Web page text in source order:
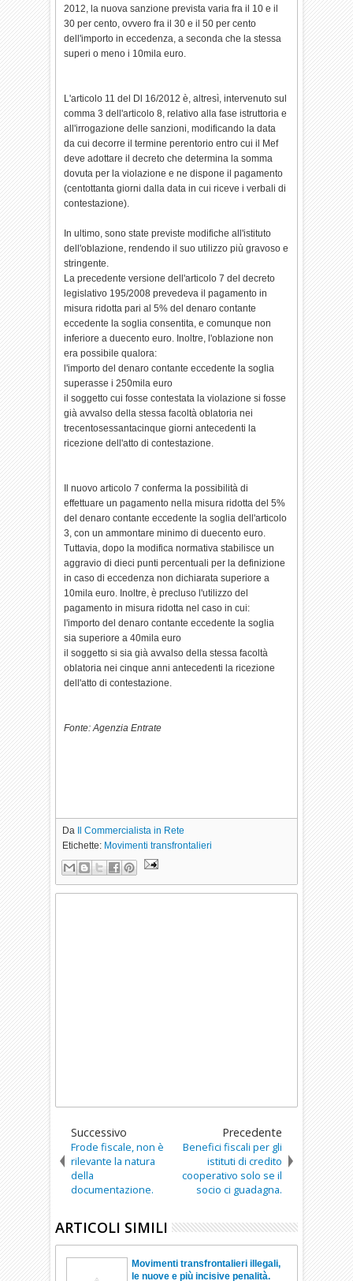
2012, la nuova sanzione prevista varia fra il 10 e il
30 per cento, ovvero fra il 30 e il 50 per cento
dell'importo in eccedenza, a seconda che la stessa
superi o meno i 10mila euro.
L'articolo 11 del Dl 16/2012 è, altresì, intervenuto sul
comma 3 dell'articolo 8, relativo alla fase istruttoria e
all'irrogazione delle sanzioni, modificando la data
da cui decorre il termine perentorio entro cui il Mef
deve adottare il decreto che determina la somma
dovuta per la violazione e ne dispone il pagamento
(centottanta giorni dalla data in cui riceve i verbali di
contestazione).
In ultimo, sono state previste modifiche all'istituto
dell'oblazione, rendendo il suo utilizzo più gravoso e
stringente.
La precedente versione dell'articolo 7 del decreto
legislativo 195/2008 prevedeva il pagamento in
misura ridotta pari al 5% del denaro contante
eccedente la soglia consentita, e comunque non
inferiore a duecento euro. Inoltre, l'oblazione non
era possibile qualora:
l'importo del denaro contante eccedente la soglia
superasse i 250mila euro
il soggetto cui fosse contestata la violazione si fosse
già avvalso della stessa facoltà oblatoria nei
trecentosessantacinque giorni antecedenti la
ricezione dell'atto di contestazione.
Il nuovo articolo 7 conferma la possibilità di
effettuare un pagamento nella misura ridotta del 5%
del denaro contante eccedente la soglia dell'articolo
3, con un ammontare minimo di duecento euro.
Tuttavia, dopo la modifica normativa stabilisce un
aggravio di dieci punti percentuali per la definizione
in caso di eccedenza non dichiarata superiore a
10mila euro. Inoltre, è precluso l'utilizzo del
pagamento in misura ridotta nel caso in cui:
l'importo del denaro contante eccedente la soglia
sia superiore a 40mila euro
il soggetto si sia già avvalso della stessa facoltà
oblatoria nei cinque anni antecedenti la ricezione
dell'atto di contestazione.
Fonte: Agenzia Entrate
Da
Il Commercialista in Rete
Etichette: Movimenti transfrontalieri
Successivo
Frode fiscale, non è
rilevante la natura
della
documentazione.
Precedente
Benefici fiscali per gli
istituti di credito
cooperativo solo se il
socio ci guadagna.
ARTICOLI SIMILI
Movimenti transfrontalieri illegali,
le nuove e più incisive penalità.